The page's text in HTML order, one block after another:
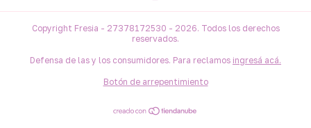
Copyright Fresia - 27378172530 - 2026. Todos los derechos
reservados.
Defensa de las y los consumidores. Para reclamos ingresá acá.
Botón de arrepentimiento